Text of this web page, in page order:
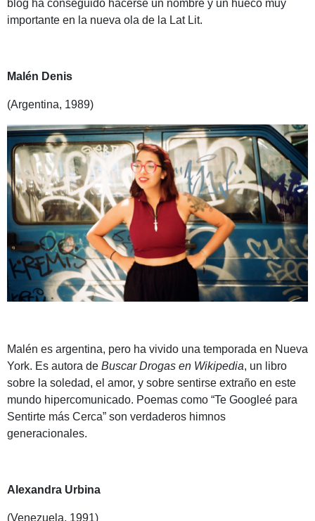
blog ha conseguido hacerse un nombre y un hueco muy
importante en la nueva ola de la Lat Lit.
Malén Denis
(Argentina, 1989)
Malén es argentina, pero ha vivido una temporada en Nueva
York. Es autora de Buscar Drogas en Wikipedia, un libro
sobre la soledad, el amor, y sobre sentirse extraño en este
mundo hipercomunicado. Poemas como “Te Googleé para
Sentirte más Cerca” son verdaderos himnos
generacionales.
Alexandra Urbina
(Venezuela, 1991)